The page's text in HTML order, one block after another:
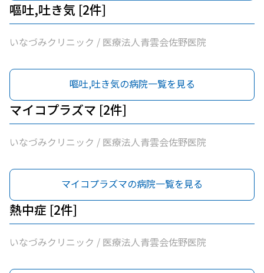
嘔吐,吐き気 [2件]
いなづみクリニック / 医療法人青雲会佐野医院
嘔吐,吐き気の病院一覧を見る
マイコプラズマ [2件]
いなづみクリニック / 医療法人青雲会佐野医院
マイコプラズマの病院一覧を見る
熱中症 [2件]
いなづみクリニック / 医療法人青雲会佐野医院